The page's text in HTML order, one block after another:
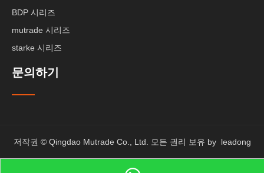
BDP 시리즈
mutrade 시리즈
starke 시리즈
문의하기
저작권 © Qingdao Mutrade Co., Ltd. 모든 권리 보유 by leadong